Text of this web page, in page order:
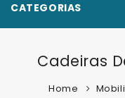
CATEGORIAS
Cadeiras
Home